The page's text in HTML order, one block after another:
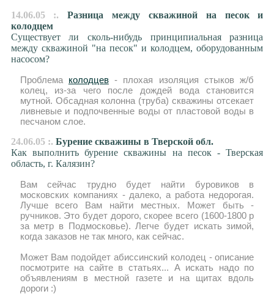
14.06.05 :. Разница между скважиной на песок и
колодцем
Существует ли сколь-нибудь принципиальная разница
между скважиной "на песок" и колодцем, оборудованным
насосом?
Проблема колодцев- плохая изоляция стыков ж/б
колец, из-за чего после дождей вода становится
мутной. Обсадная колонна (труба) скважины отсекает
ливневые и подпочвенные воды от пластовой воды в
песчаном слое.
24.06.05 :. Бурение скважины в Тверской обл.
Как выполнить бурение скважины на песок - Тверская
область, г. Калязин?
Вам сейчас трудно будет найти буровиков в
московских компаниях - далеко, а работа недорогая.
Лучше всего Вам найти местных. Может быть -
ручников. Это будет дорого, скорее всего (1600-1800 р
за метр в Подмосковье). Легче будет искать зимой,
когда заказов не так много, как сейчас.
Может Вам подойдет абиссинский колодец - описание
посмотрите на сайте в статьях... А искать надо по
объявлениям в местной газете и на щитах вдоль
дороги :)